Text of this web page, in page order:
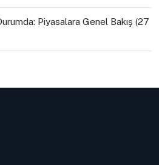
Piyasalara Genel Bakış (27